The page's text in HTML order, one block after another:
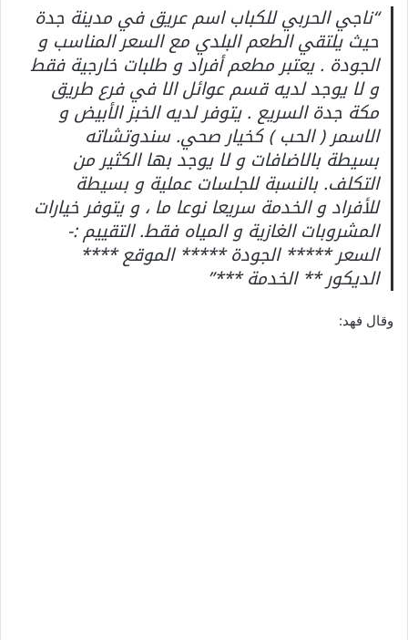
“ناجي الحربي للكباب اسم عريق في مدينة جدة
حيث يلتقي الطعم البلدي مع السعر المناسب و
الجودة . يعتبر مطعم أفراد و طلبات خارجية فقط
و لا يوجد لديه قسم عوائل الا في فرع طريق
مكة جدة السريع . يتوفر لديه الخبز الأبيض و
الاسمر ( الحب ) كخيار صحي. سندوتشاته
بسيطة بالاضافات و لا يوجد بها الكثير من
التكلف. بالنسبة للجلسات عملية و بسيطة
للأفراد و الخدمة سريعا نوعا ما ، و يتوفر خيارات
المشروبات الغازية و المياه فقط. التقييم :-
السعر ***** الجودة ***** الموقع ****
الديكور ** الخدمة ***”
وقال فهد: